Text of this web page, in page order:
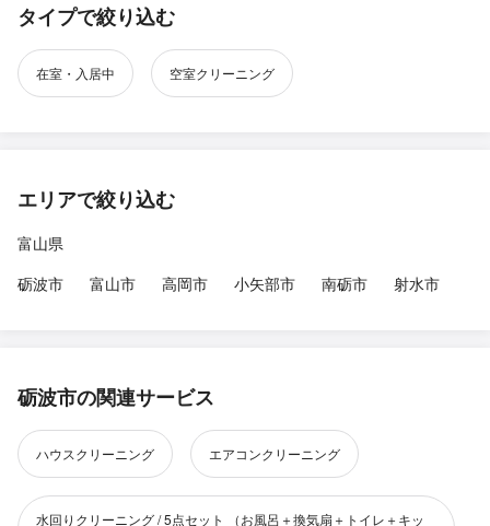
タイプで絞り込む
在室・入居中 空室クリーニング
エリアで絞り込む
富山県
砺波市
富山市 高岡市 小矢部市 南砺市 射水市
砺波市の関連サービス
ハウスクリーニング エアコンクリーニング
水回りクリーニング / 5点セット （お風呂＋換気扇＋トイレ＋キッ